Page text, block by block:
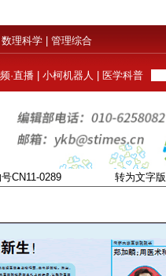
数理科学 管理综合
·直播 小柯机器人 医学科普
版物号CN11-0289 转为文字版